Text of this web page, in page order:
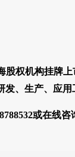
股权机构挂牌
、生产、应用
或在线咨